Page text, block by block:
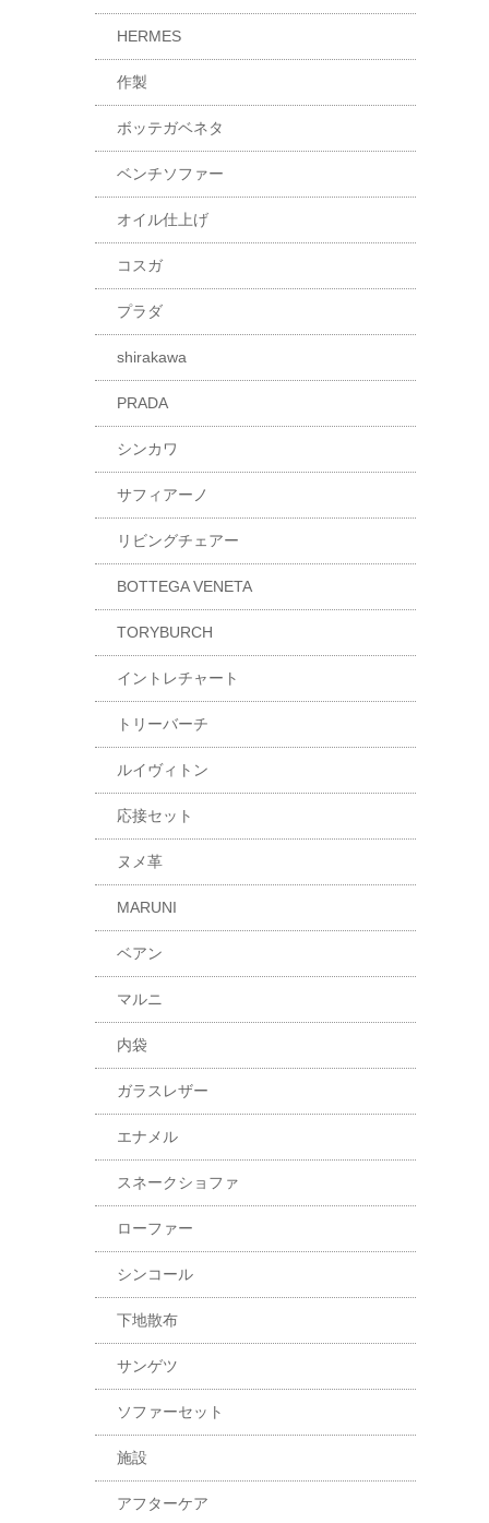
HERMES
作製
ボッテガベネタ
ベンチソファー
オイル仕上げ
コスガ
プラダ
shirakawa
PRADA
シンカワ
サフィアーノ
リビングチェアー
BOTTEGA VENETA
TORYBURCH
イントレチャート
トリーバーチ
ルイヴィトン
応接セット
ヌメ革
MARUNI
ベアン
マルニ
内袋
ガラスレザー
エナメル
スネークショファ
ローファー
シンコール
下地散布
サンゲツ
ソファーセット
施設
アフターケア